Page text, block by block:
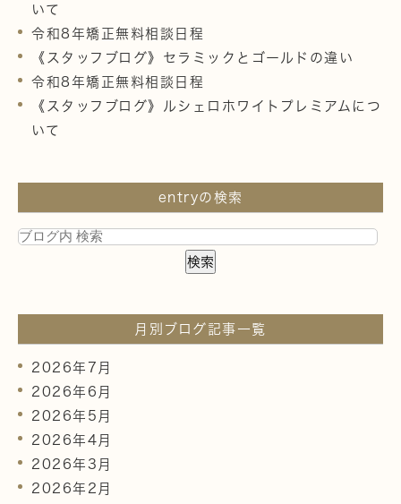
いて
令和8年矯正無料相談日程
《スタッフブログ》セラミックとゴールドの違い
令和8年矯正無料相談日程
《スタッフブログ》ルシェロホワイトプレミアムにつ
いて
entryの検索
月別ブログ記事一覧
2026年7月
2026年6月
2026年5月
2026年4月
2026年3月
2026年2月